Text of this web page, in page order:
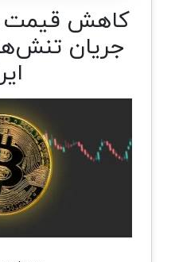
کاهش قیمت
جریان